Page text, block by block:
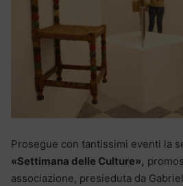
Prosegue con tantissimi eventi la
«Settimana delle Culture»,
associazione, presieduta da